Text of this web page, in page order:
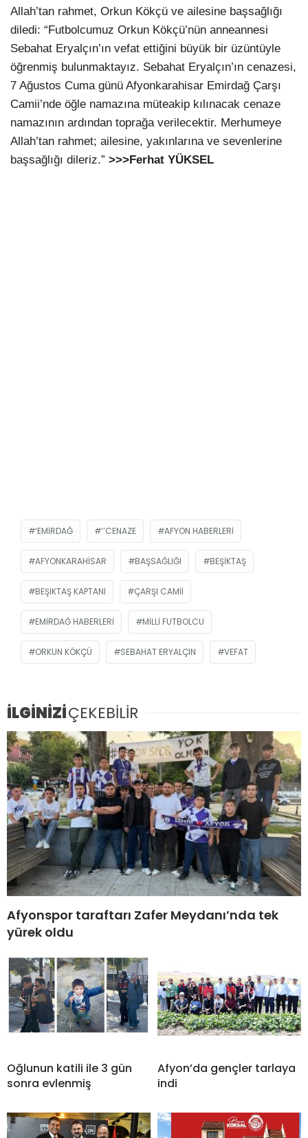
Allah’tan rahmet, Orkun Kökçü ve ailesine başsağlığı
diledi: “Futbolcumuz Orkun Kökçü’nün anneannesi
Sebahat Eryalçın’ın vefat ettiğini büyük bir üzüntüyle
öğrenmiş bulunmaktayız. Sebahat Eryalçın’ın cenazesi,
7 Ağustos Cuma günü Afyonkarahisar Emirdağ Çarşı
Camii’nde öğle namazına müteakip kılınacak cenaze
namazının ardından toprağa verilecektir. Merhumeye
Allah’tan rahmet; ailesine, yakınlarına ve sevenlerine
başsağlığı dileriz.” >>>Ferhat YÜKSEL
‘EMIRDAĞ ’’CENAZE AFYON HABERLERI
AFYONKARAHISAR BAŞSAĞLIĞI BEŞIKTAŞ
BEŞIKTAŞ KAPTANI ÇARŞI CAMII
EMIRDAĞ HABERLERI MILLI FUTBOLCU
ORKUN KÖKÇÜ SEBAHAT ERYALÇIN VEFAT
İLGİNİZİÇEKEBİLİR
Afyonspor taraftarı Zafer Meydanı’nda tek
yürek oldu
Oğlunun katili ile 3 gün
sonra evlenmiş
Afyon’da gençler tarlaya
indi